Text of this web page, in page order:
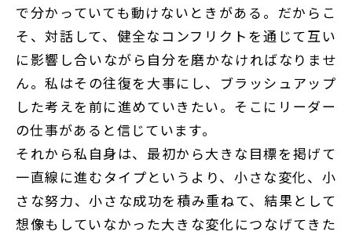
で分かっていても動けないときがある。だからこ
そ、対話して、健全なコンフリクトを通じて互い
に影響し合いながら自分を磨かなければなりませ
ん。私はその往復を大事にし、ブラッシュアップ
した考えを前に進めていきたい。そこにリーダー
の仕事があると信じています。
それから私自身は、最初から大きな目標を掲げて
一直線に進むタイプというより、小さな変化、小
さな努力、小さな成功を積み重ねて、結果として
想像もしていなかった大きな変化につなげてきた